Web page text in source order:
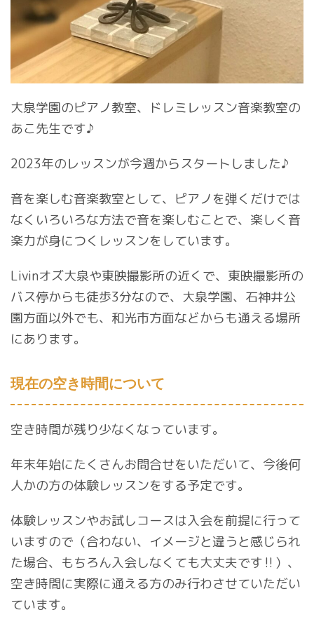
大泉学園のピアノ教室、ドレミレッスン音楽教室の
あこ先生です♪
2023年のレッスンが今週からスタートしました♪
音を楽しむ音楽教室として、ピアノを弾くだけでは
なくいろいろな方法で音を楽しむことで、楽しく音
楽力が身につくレッスンをしています。
Livinオズ大泉や東映撮影所の近くで、東映撮影所の
バス停からも徒歩3分なので、大泉学園、石神井公
園方面以外でも、和光市方面などからも通える場所
にあります。
現在の空き時間について
空き時間が残り少なくなっています。
年末年始にたくさんお問合せをいただいて、今後何
人かの方の体験レッスンをする予定です。
体験レッスンやお試しコースは入会を前提に行って
いますので（合わない、イメージと違うと感じられ
た場合、もちろん入会しなくても大丈夫です‼︎）、
空き時間に実際に通える方のみ行わさせていただい
ています。